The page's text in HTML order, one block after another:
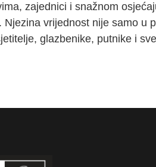
zajednici i snažnom
vrijednost nije samo u
glazbenike, putnike i